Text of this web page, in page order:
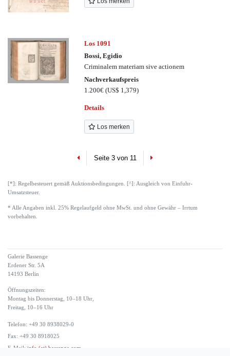
Los 1091
Bossi, Egidio
Criminalem materiam sive actionem
Nachverkaufspreis
1.200€(US$ 1,379)
Details
Los merken
PreviousSeite 3 von 11 Next
[*]: Regelbesteuert gemäß Auktionsbedingungen. [^]: Ausgleich von Einfuhr-
Umsatzsteuer.
* Alle Angaben inkl. 25% Regelaufgeld ohne MwSt. und ohne Gewähr – Irrtum
vorbehalten.
Galerie Bassenge
Erdener Str. 5A
14193 Berlin
Öffnungszeiten:
Montag bis Donnerstag, 10–18 Uhr,
Freitag, 10–16 Uhr
Telefon: +49 30 8938029-0
Fax: +49 30 8918025
E-Mail: info (at) bassenge.com